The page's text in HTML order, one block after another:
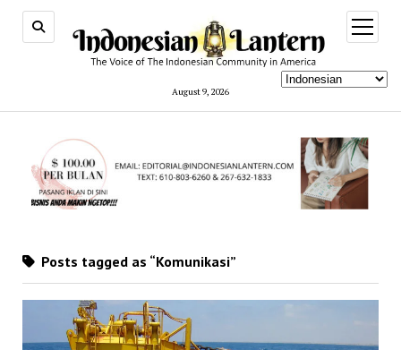
August 9, 2026
open
menu
Posts tagged as “Komunikasi”